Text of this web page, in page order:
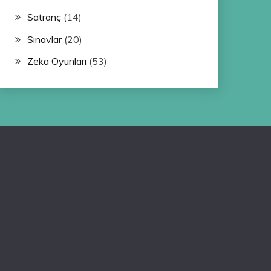
Satranç(14)
Sınavlar(20)
Zeka Oyunları (53)